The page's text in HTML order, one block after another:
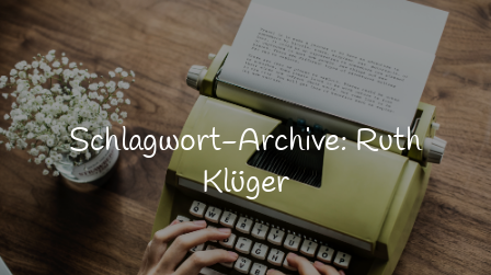
Schlagwort-Archive: Ruth
Klüger